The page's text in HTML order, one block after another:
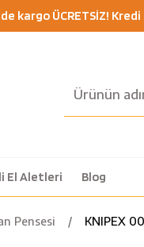
kargo ÜCRETSİZ!
El Aletleri Blog
Pensesi KNIPEX